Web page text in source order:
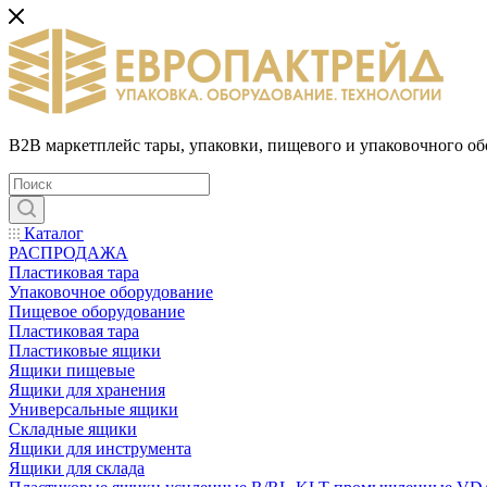
B2B маркетплейс тары, упаковки, пищевого и упаковочного
Каталог
РАСПРОДАЖА
Пластиковая тара
Упаковочное оборудование
Пищевое оборудование
Пластиковая тара
Пластиковые ящики
Ящики пищевые
Ящики для хранения
Универсальные ящики
Складные ящики
Ящики для инструмента
Ящики для склада